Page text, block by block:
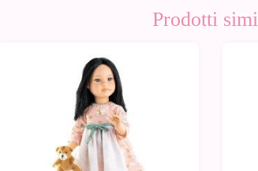
Prodotti